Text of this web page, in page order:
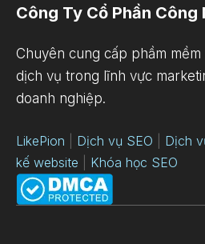
Công Ty Cổ Phần
Chuyên cung cấp phầm
dịch vụ trong lĩnh vực
doanh nghiệp.
LikePion Dịch vụ SEO Dịch
kế website
Khóa học SEO